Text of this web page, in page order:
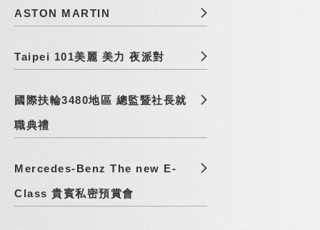
ASTON MARTIN
Taipei 101美麗 美力 夜派對
國際扶輪3480地區 總監暨社長就
職典禮
Mercedes-Benz The new E-
Class 貴賓私密預賞會